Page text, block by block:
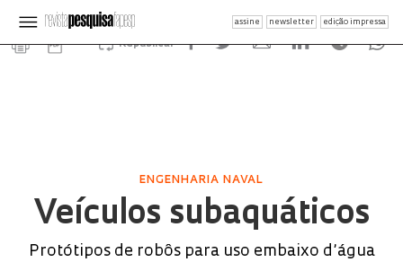
assine newsletter edição impressa
Republicar
ENGENHARIA NAVAL
Veículos subaquáticos
Protótipos de robôs para uso embaixo d’água